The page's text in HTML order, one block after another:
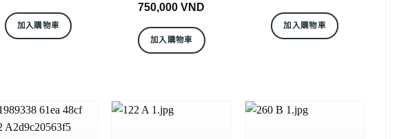
加入購物車
750,000VND
加入購物車
加入購物車